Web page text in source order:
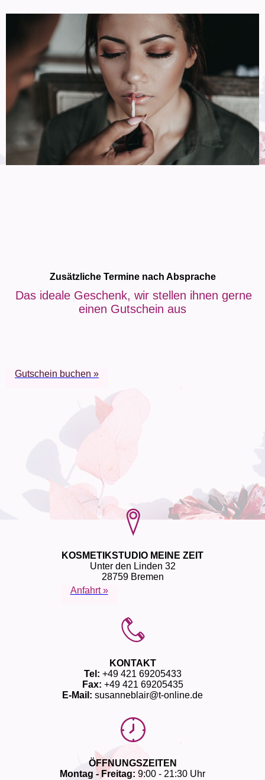
Zusätzliche Termine nach Absprache
Das ideale Geschenk, wir stellen ihnen gerne
einen Gutschein aus
Gutschein buchen »
KOSMETIKSTUDIO MEINE ZEIT
Unter den Linden 32
28759 Bremen
Anfahrt »
KONTAKT
Tel: +49 421 69205433
Fax: +49 421 69205435
E-Mail: susanneblair@t-online.de
ÖFFNUNGSZEITEN
Montag - Freitag: 9:00 - 21:30 Uhr